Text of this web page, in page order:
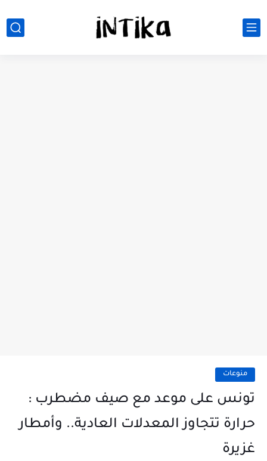
منوعات
تونس على موعد مع صيف مضطرب :
حرارة تتجاوز المعدلات العادية.. وأمطار
غزيرة